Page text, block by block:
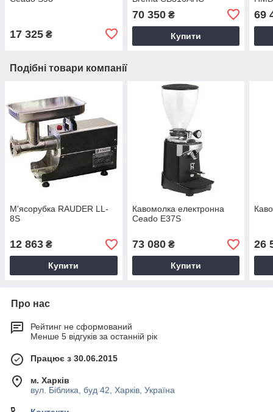
17 325 ₴
70 350₴
Купити
69
Подібні товари компанії
М'ясорубка RAUDER LL-
8S
12 863 ₴
Купити
Кавомолка електронна
Ceado E37S
73 080₴
Купити
26
Про нас
Рейтинг не сформований
Менше 5 відгуків за останній рік
Працює з 30.06.2015
м. Харків
вул. Біблика, буд 42, Харків, Україна